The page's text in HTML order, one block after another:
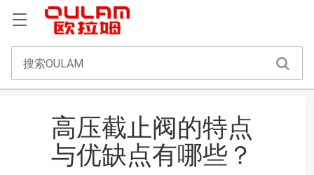
高压截止阀的特点
与优缺点有哪些？